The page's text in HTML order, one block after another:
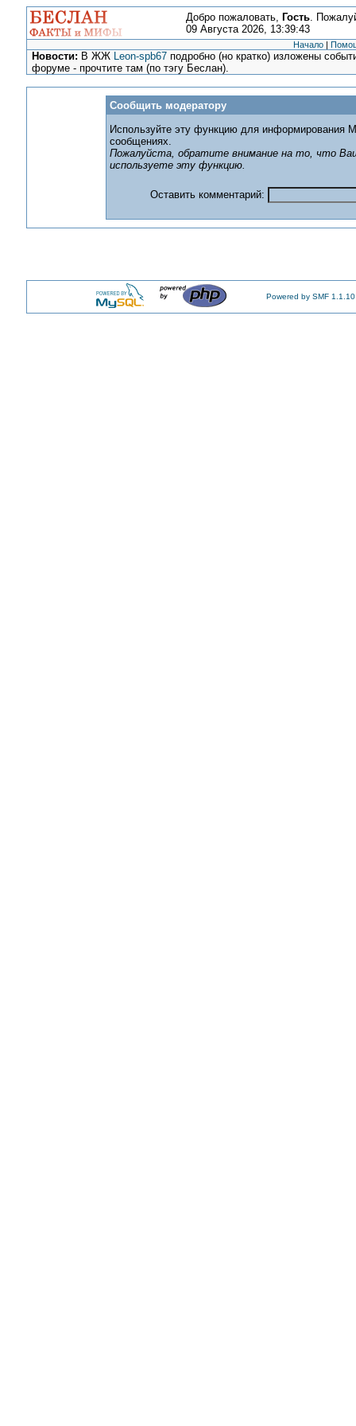
Добро пожаловать, Гость.
09 Августа 2026, 13:39:43
Начало |
Новости: В ЖЖ Leon-spb67 подробно (но кратко) изложены
форуме - прочтите там (по тэгу Беслан).
Сообщить модератору
Используйте эту функцию для информирования
сообщениях.
Пожалуйста, обратите внимание на то, что
используете эту функцию.
Оставить комментарий:
Powered by SMF 1.1.10